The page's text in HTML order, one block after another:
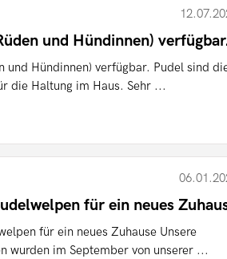
und Hündinnen)
und Hündinnen) verfügbar. Pudel sind
die Haltung im Haus. Sehr ...
für ein neues
für ein neues Zuhause Unsere
wurden im September von unserer ...